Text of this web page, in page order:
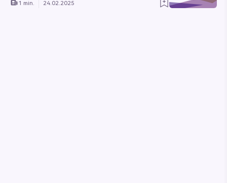
1 min. 24.02.2025